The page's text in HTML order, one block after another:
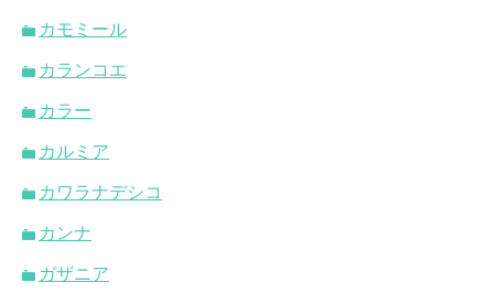
カモミール
カランコエ
カラー
カルミア
カワラナデシコ
カンナ
ガザニア